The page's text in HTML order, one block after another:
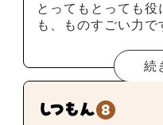
とってもとっても
も、ものすごい力で
続